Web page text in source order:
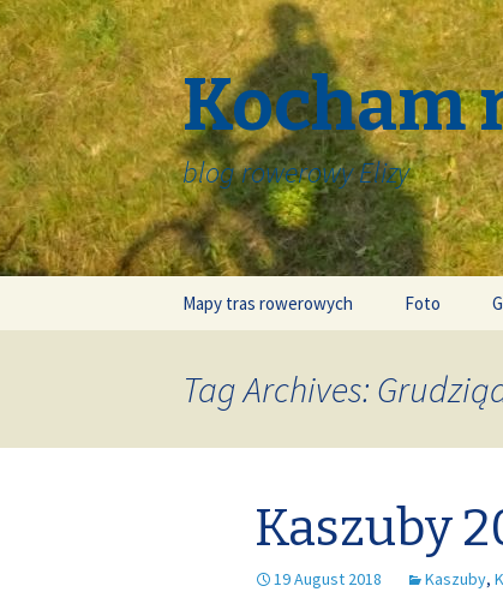
Kocham
blog rowerowy Elizy
Mapy tras rowerowych Foto
Tag Archives:
Kaszuby
19 August 2018 Kaszuby,